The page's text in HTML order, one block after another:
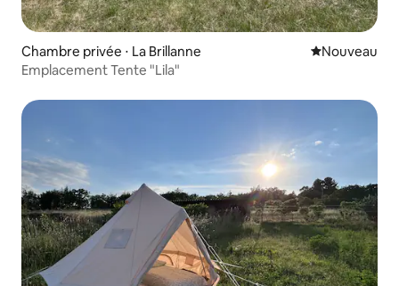
Chambre privée ⋅ La Brillanne Nouvel
Nouveau
Emplacement Tente "Lila"